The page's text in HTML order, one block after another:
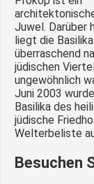
Juwel. Darüber
liegt die Basilika
überraschend
jüdischen
ungewöhnlich
Juni 2003
Basilika des
jüdische
Welterbeliste
Besuchen